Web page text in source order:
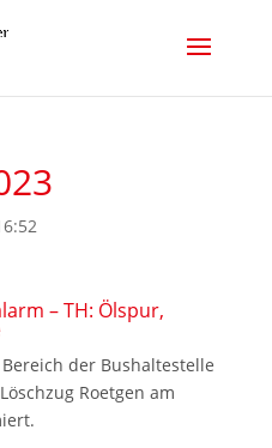
– TH: Ölspur,
der Bushaltestelle
Roetgen am